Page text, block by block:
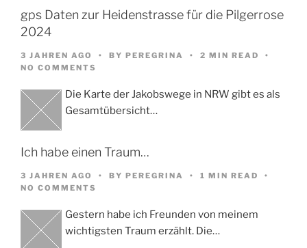
gps Daten zur Heidenstrasse für die Pilgerrose
2024
3 JAHREN AGO BY PEREGRINA
2 MIN READ
NO COMMENTS
Die Karte der Jakobswege in NRW gibt es als
Gesamtübersicht…
Ich habe einen Traum…
3 JAHREN AGO BY PEREGRINA
1 MIN READ
NO COMMENTS
Gestern habe ich Freunden von meinem
wichtigsten Traum erzählt. Die…